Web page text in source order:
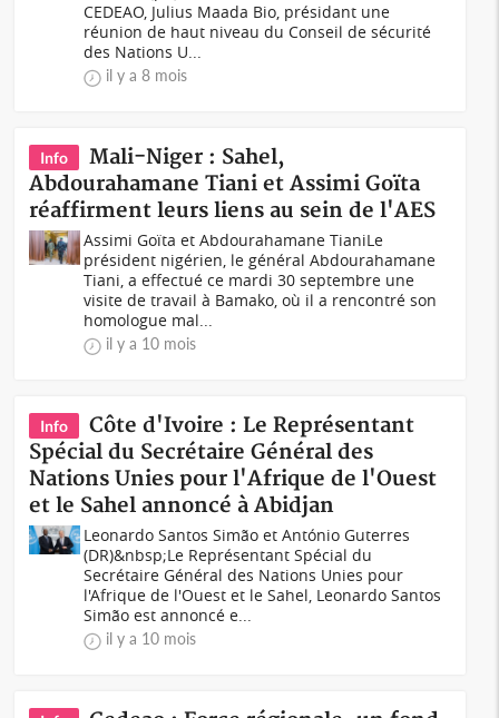
CEDEAO, Julius Maada Bio, présidant une
réunion de haut niveau du Conseil de sécurité
des Nations U...
il y a 8 mois
Info
Mali-Niger : Sahel,
Abdourahamane Tiani et Assimi Goïta
réaffirment leurs liens au sein de l'AES
Assimi Goïta et Abdourahamane TianiLe
président nigérien, le général Abdourahamane
Tiani, a effectué ce mardi 30 septembre une
visite de travail à Bamako, où il a rencontré son
homologue mal...
il y a 10 mois
Info
Côte d'Ivoire : Le Représentant
Spécial du Secrétaire Général des
Nations Unies pour l'Afrique de l'Ouest
et le Sahel annoncé à Abidjan
Leonardo Santos Simão et António Guterres
(DR)&nbsp;Le Représentant Spécial du
Secrétaire Général des Nations Unies pour
l'Afrique de l'Ouest et le Sahel, Leonardo Santos
Simão est annoncé e...
il y a 10 mois